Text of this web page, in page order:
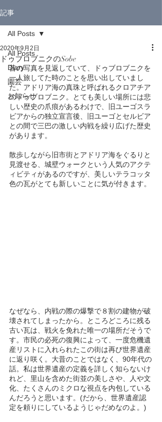
記事
All Posts
Diary
園芸
お知らせ
All Posts
ドゥブロブニクのSobe
2020年9月2日
昔の写真を見返していて、ドゥブロブニクを
一人旅してた時のことを思い出していまし
た。アドリア海の真珠と呼ばれるクロアチア
のドゥブロブニク。とても美しい場所には悲
しい歴史の爪痕があるわけで、旧ユーゴスラ
ビアからの独立宣言後、旧ユーゴとセルビア
との間で三巴の激しい内戦を繰り広げた歴史
があります。
散歩しながら旧市街とアドリア海をぐるりと
見渡せる、城壁ウォークという人気のアクテ
ィビティがあるのですが、美しいテラコッタ
色の瓦がとても新しいことに気が付きます。
なぜなら、内戦の際の爆撃で８割の建物が破
壊されてしまったから。ところどころに残る
古い瓦は、戦火を免れた唯一の場所だそうで
す。市民の必死の復興によって、一度危機遺
産リストに入れられたこの街は再び世界遺産
に返り咲く。大昔のことではなく、90年代の
話。私は世界遺産の定義を詳しく知らないけ
れど、里山を含めた街並の美しさや、人や文
化、たくさんのミクロな視点を内包している
んだろうと思います。(だから、世界遺産認
定を頼りにしているようじゃだめなのよ。)